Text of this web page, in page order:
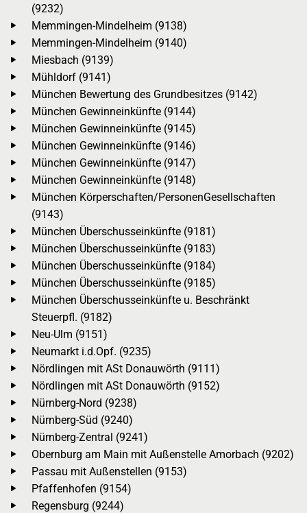
(9232)
Memmingen-Mindelheim (9138)
Memmingen-Mindelheim (9140)
Miesbach (9139)
Mühldorf (9141)
München Bewertung des Grundbesitzes (9142)
München Gewinneinkünfte (9144)
München Gewinneinkünfte (9145)
München Gewinneinkünfte (9146)
München Gewinneinkünfte (9147)
München Gewinneinkünfte (9148)
München Körperschaften/PersonenGesellschaften
(9143)
München Überschusseinkünfte (9181)
München Überschusseinkünfte (9183)
München Überschusseinkünfte (9184)
München Überschusseinkünfte (9185)
München Überschusseinkünfte u. Beschränkt
Steuerpfl. (9182)
Neu-Ulm (9151)
Neumarkt i.d.Opf. (9235)
Nördlingen mit ASt Donauwörth (9111)
Nördlingen mit ASt Donauwörth (9152)
Nürnberg-Nord (9238)
Nürnberg-Süd (9240)
Nürnberg-Zentral (9241)
Obernburg am Main mit Außenstelle Amorbach (9202)
Passau mit Außenstellen (9153)
Pfaffenhofen (9154)
Regensburg (9244)